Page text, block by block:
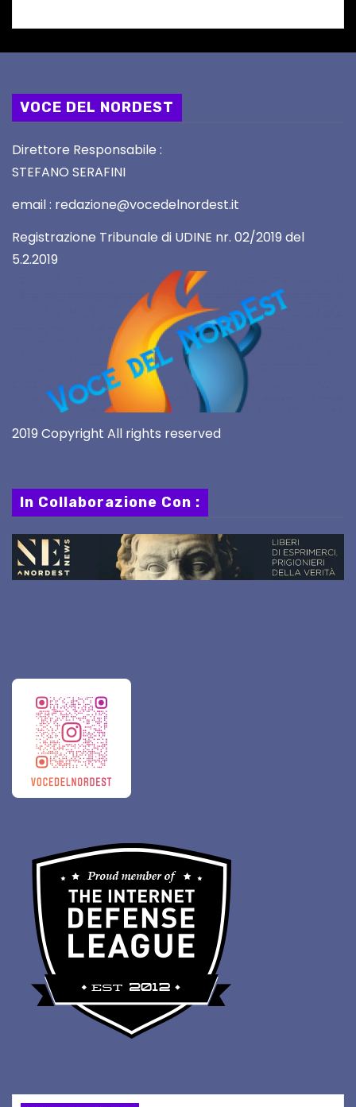
VOCE DEL NORDEST
Direttore Responsabile :
STEFANO SERAFINI
email : redazione@vocedelnordest.it
Registrazione Tribunale di UDINE nr. 02/2019 del
5.2.2019
2019 Copyright All rights reserved
In Collaborazione Con :